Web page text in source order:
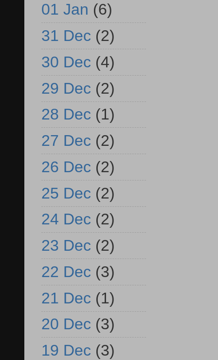
01 Jan (6)
31 Dec (2)
30 Dec (4)
29 Dec (2)
28 Dec (1)
27 Dec (2)
26 Dec (2)
25 Dec (2)
24 Dec (2)
23 Dec (2)
22 Dec (3)
21 Dec (1)
20 Dec (3)
19 Dec (3)